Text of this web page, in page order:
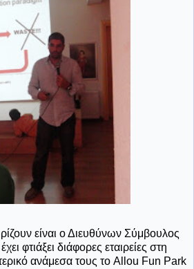
είναι ο Διευθύνων Σύμβουλος
φτιάξει διάφορες εταιρείες στη
ανάμεσα τους το Allou Fun Park